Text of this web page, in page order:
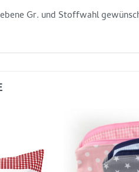
Gr. und Stoffwahl
Wunschliste